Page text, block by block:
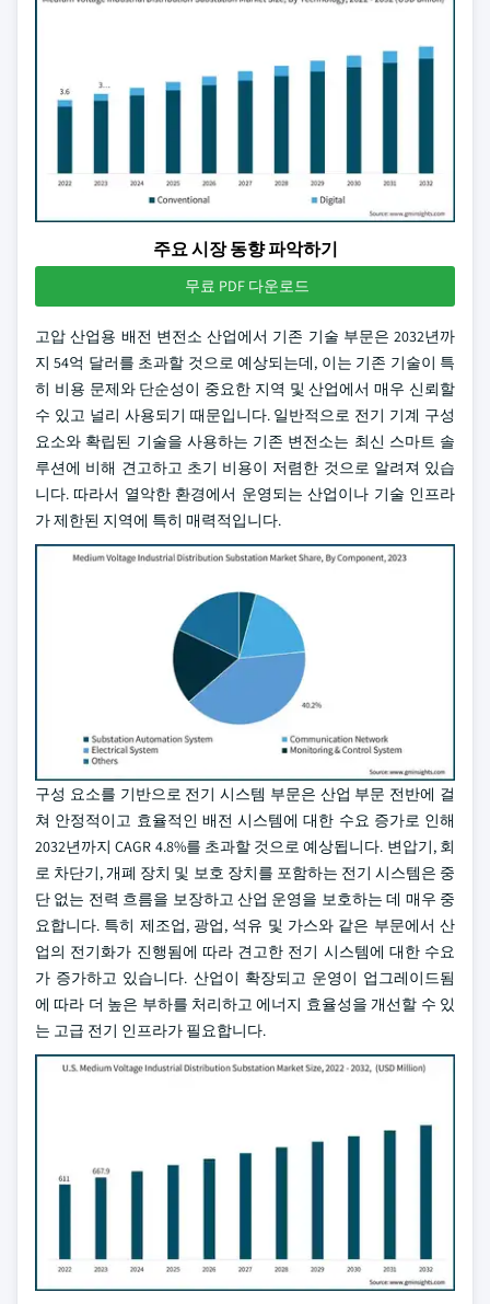
주요 시장 동향 파악하기
무료 PDF 다운로드
고압 산업용 배전 변전소 산업에서 기존 기술 부문은 2032년까
지 54억 달러를 초과할 것으로 예상되는데, 이는 기존 기술이 특
히 비용 문제와 단순성이 중요한 지역 및 산업에서 매우 신뢰할
수 있고 널리 사용되기 때문입니다. 일반적으로 전기 기계 구성
요소와 확립된 기술을 사용하는 기존 변전소는 최신 스마트 솔
루션에 비해 견고하고 초기 비용이 저렴한 것으로 알려져 있습
니다. 따라서 열악한 환경에서 운영되는 산업이나 기술 인프라
가 제한된 지역에 특히 매력적입니다.
구성 요소를 기반으로 전기 시스템 부문은 산업 부문 전반에 걸
쳐 안정적이고 효율적인 배전 시스템에 대한 수요 증가로 인해
2032년까지 CAGR 4.8%를 초과할 것으로 예상됩니다. 변압기, 회
로 차단기, 개폐 장치 및 보호 장치를 포함하는 전기 시스템은 중
단 없는 전력 흐름을 보장하고 산업 운영을 보호하는 데 매우 중
요합니다. 특히 제조업, 광업, 석유 및 가스와 같은 부문에서 산
업의 전기화가 진행됨에 따라 견고한 전기 시스템에 대한 수요
가 증가하고 있습니다. 산업이 확장되고 운영이 업그레이드됨
에 따라 더 높은 부하를 처리하고 에너지 효율성을 개선할 수 있
는 고급 전기 인프라가 필요합니다.